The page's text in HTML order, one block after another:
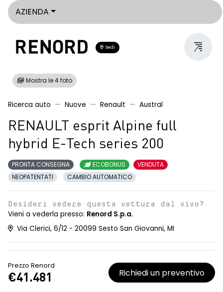
AZIENDA
Sedi
Mostra le 4 foto
Ricerca auto Nuove Renault Austral
RENAULT esprit Alpine full
hybrid E-Tech series 200
PRONTA CONSEGNA ECOBONUS
VENDUTA
NEOPATENTATI
CAMBIO AUTOMATICO
Desideri vedere questa vettura dal vivo?
Vieni a vederla presso: Renord S.p.a.
Via Clerici, 6/12 - 20099 Sesto San Giovanni, MI
Prezzo Renord
€41.481 Richiedi un preventivo